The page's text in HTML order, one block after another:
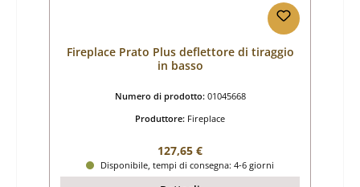
Fireplace Prato Plus deflettore di tiraggio
in basso
Numero di prodotto: 01045668
Produttore: Fireplace
Prezzo normale:
127,65 €
Disponibile, tempi di consegna: 4-6 giorni